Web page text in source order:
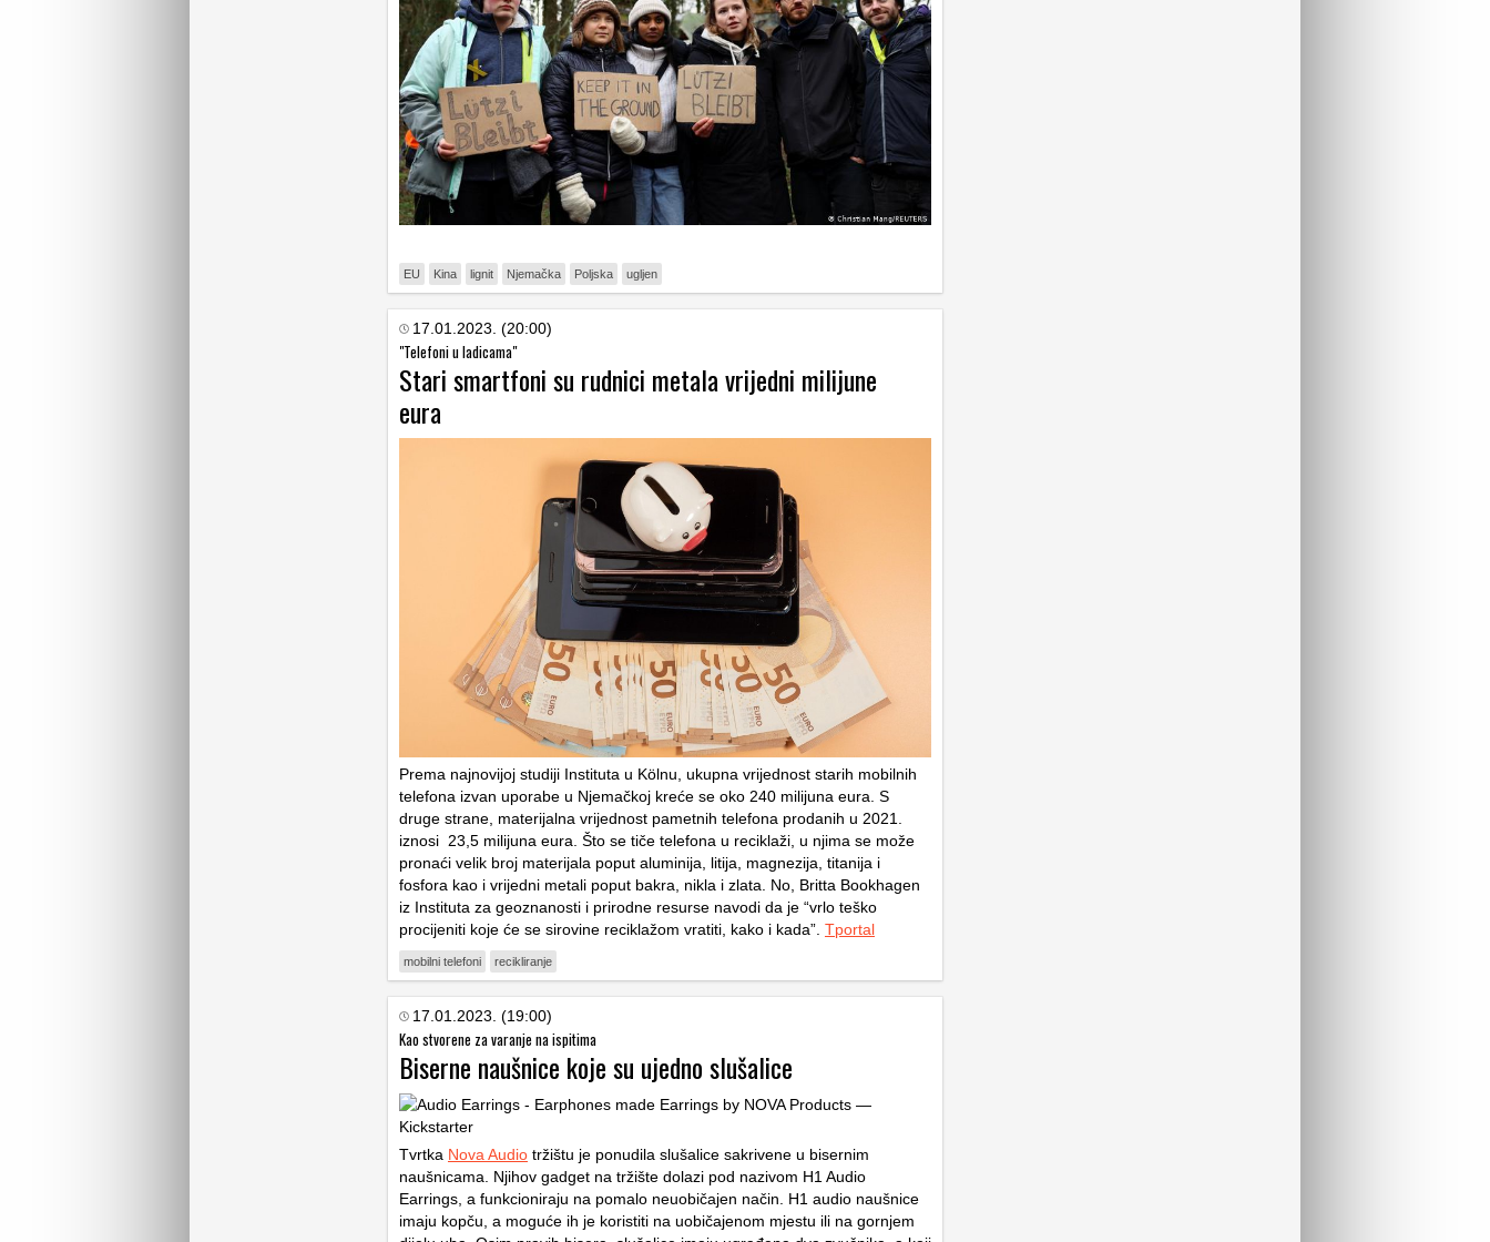
EU Kina lignit Njemačka Poljska ugljen
17.01.2023. (20:00)
"Telefoni u ladicama"
Stari smartfoni su rudnici metala vrijedni milijune
eura
Prema najnovijoj studiji Instituta u Kölnu, ukupna vrijednost starih mobilnih
telefona izvan uporabe u Njemačkoj kreće se oko 240 milijuna eura. S
druge strane, materijalna vrijednost pametnih telefona prodanih u 2021.
iznosi 23,5 milijuna eura. Što se tiče telefona u reciklaži, u njima se može
pronaći velik broj materijala poput aluminija, litija, magnezija, titanija i
fosfora kao i vrijedni metali poput bakra, nikla i zlata. No, Britta Bookhagen
iz Instituta za geoznanosti i prirodne resurse navodi da je “vrlo teško
procijeniti koje će se sirovine reciklažom vratiti, kako i kada”. Tportal
mobilni telefoni recikliranje
17.01.2023. (19:00)
Kao stvorene za varanje na ispitima
Biserne naušnice koje su ujedno slušalice
Tvrtka Nova Audio tržištu je ponudila slušalice sakrivene u bisernim
naušnicama. Njihov gadget na tržište dolazi pod nazivom H1 Audio
Earrings, a funkcioniraju na pomalo neuobičajen način. H1 audio naušnice
imaju kopču, a moguće ih je koristiti na uobičajenom mjestu ili na gornjem